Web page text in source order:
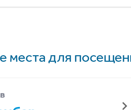
места для